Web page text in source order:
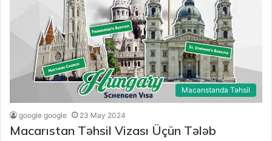
Macarıstanda Təhsil
google google 23 May 2024
Macarıstan Təhsil Vizası Üçün Tələb